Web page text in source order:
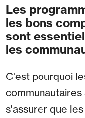
Les
les bons
sont
les
C'est pourquoi
s'assurer que